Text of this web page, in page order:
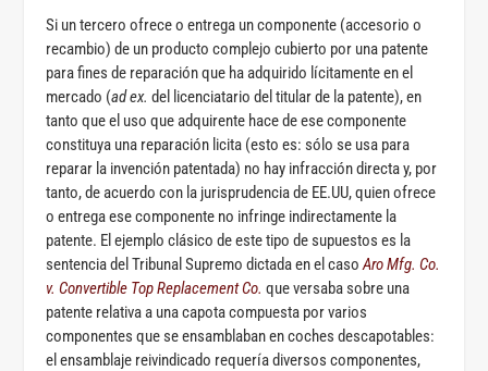
Si un tercero ofrece o entrega un componente (accesorio o
recambio) de un producto complejo cubierto por una patente
para fines de reparación que ha adquirido lícitamente en el
mercado (ad ex. del licenciatario del titular de la patente), en
tanto que el uso que adquirente hace de ese componente
constituya una reparación licita (esto es: sólo se usa para
reparar la invención patentada) no hay infracción directa y, por
tanto, de acuerdo con la jurisprudencia de EE.UU, quien ofrece
o entrega ese componente no infringe indirectamente la
patente. El ejemplo clásico de este tipo de supuestos es la
sentencia del Tribunal Supremo dictada en el casoAro Mfg. Co.
v. Convertible Top Replacement Co. que versaba sobre una
patente relativa a una capota compuesta por varios
componentes que se ensamblaban en coches descapotables:
el ensamblaje reivindicado requería diversos componentes,